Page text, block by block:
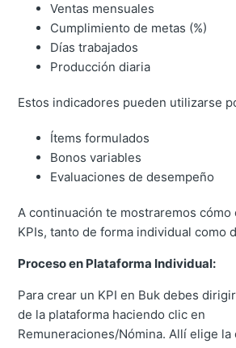
Ventas mensuales
Cumplimiento de metas (%)
Días trabajados
Producción diaria
Estos indicadores pueden utilizarse
Ítems formulados
Bonos variables
Evaluaciones de desempeño
A continuación te mostraremos cómo
KPIs, tanto de forma individual como
Proceso en Plataforma Individual:
Para crear un KPI en Buk debes
de la plataforma haciendo clic en
Remuneraciones/Nómina. Allí elige la